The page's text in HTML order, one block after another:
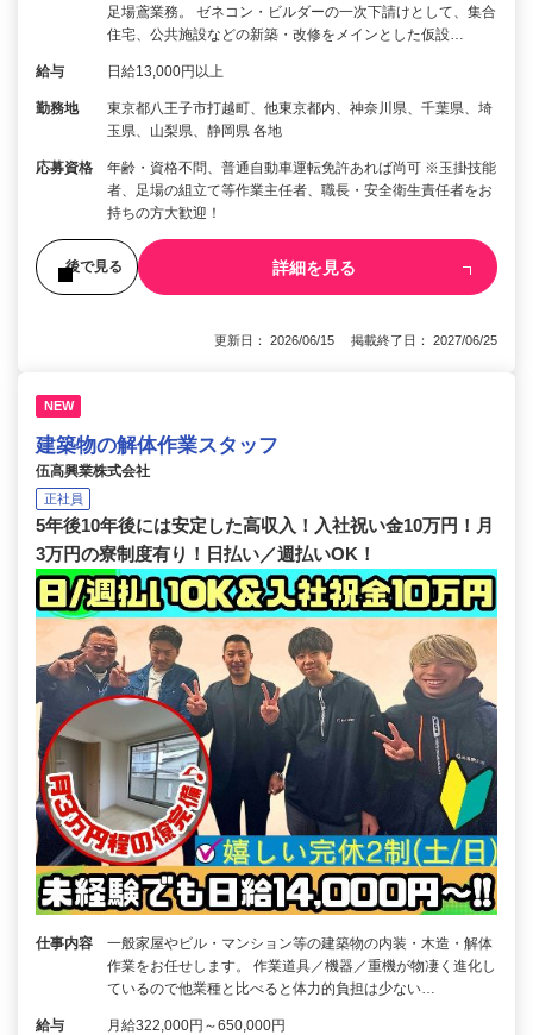
足場鳶業務。 ゼネコン・ビルダーの一次下請けとして、集合
住宅、公共施設などの新築・改修をメインとした仮設…
給与 日給13,000円以上
勤務地
東京都八王子市打越町、他東京都内、神奈川県、千葉県、埼
玉県、山梨県、静岡県 各地
応募資格
年齢・資格不問、普通自動車運転免許あれば尚可 ※玉掛技能
者、足場の組立て等作業主任者、職長・安全衛生責任者をお
持ちの方大歓迎！
後で見る 詳細を見る
更新日： 2026/06/15 掲載終了日： 2027/06/25
NEW
建築物の解体作業スタッフ
伍高興業株式会社
正社員
5年後10年後には安定した高収入！入社祝い金10万円！月
3万円の寮制度有り！日払い／週払いOK！
仕事内容
一般家屋やビル・マンション等の建築物の内装・木造・解体
作業をお任せします。 作業道具／機器／重機が物凄く進化し
ているので他業種と比べると体力的負担は少ない…
給与 月給322,000円～650,000円